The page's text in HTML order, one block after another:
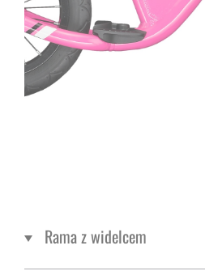
Rama z widelcem